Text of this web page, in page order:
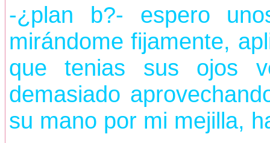
-¿plan b?- espero
mirándome fijamente,
que tenias sus ojos
demasiado
su mano por mi mejilla,